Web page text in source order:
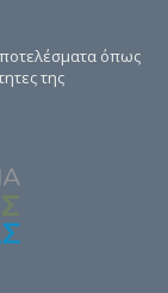
όπως
της